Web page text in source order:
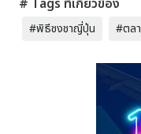
# Tags ที่เกี่ยวข้อง
#พิธีชงชาญี่ปุ่น #ตล